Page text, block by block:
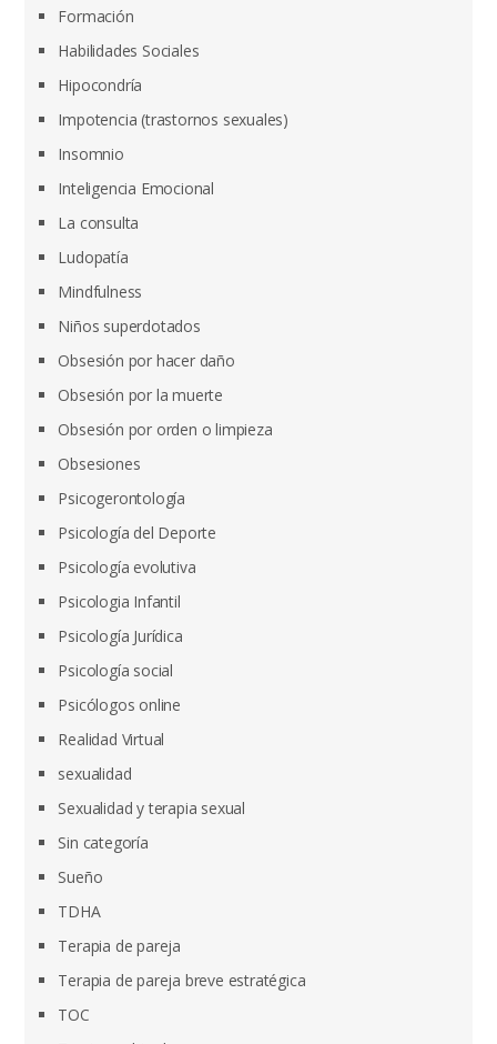
Formación
Habilidades Sociales
Hipocondría
Impotencia (trastornos sexuales)
Insomnio
Inteligencia Emocional
La consulta
Ludopatía
Mindfulness
Niños superdotados
Obsesión por hacer daño
Obsesión por la muerte
Obsesión por orden o limpieza
Obsesiones
Psicogerontología
Psicología del Deporte
Psicología evolutiva
Psicologia Infantil
Psicología Jurídica
Psicología social
Psicólogos online
Realidad Virtual
sexualidad
Sexualidad y terapia sexual
Sin categoría
Sueño
TDHA
Terapia de pareja
Terapia de pareja breve estratégica
TOC